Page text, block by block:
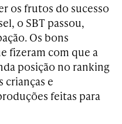
os frutos do sucesso
o SBT passou,
Os bons
fizeram com que a
posição no ranking
crianças e
feitas para